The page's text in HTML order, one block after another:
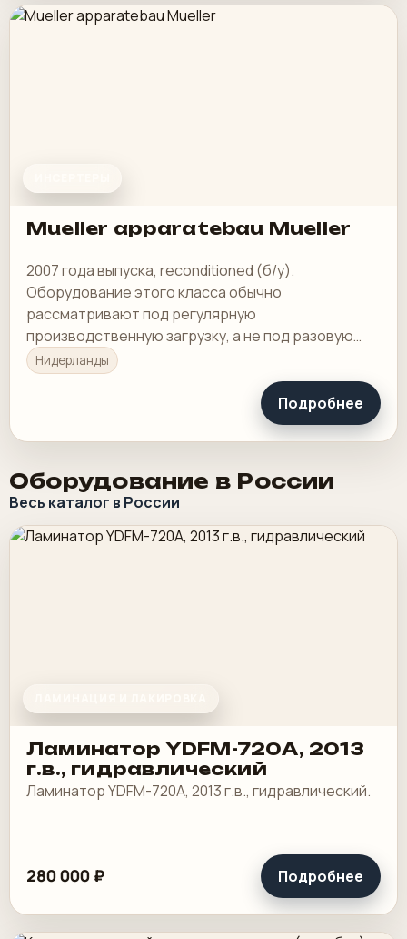
Mueller apparatebau Mueller
2007 года выпуска, reconditioned (б/у).
Оборудование этого класса обычно
рассматривают под регулярную
производственную загрузку, а не под разовую
покупку в склад.
Нидерланды
Подробнее
Оборудование в России
Весь каталог в России
Ламинатор YDFM-720А, 2013
г.в., гидравлический
Ламинатор YDFM-720А, 2013 г.в., гидравлический.
280 000 ₽ Подробнее